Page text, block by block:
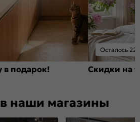
подарок!
Осталось 22
Скидки на
наши магазины